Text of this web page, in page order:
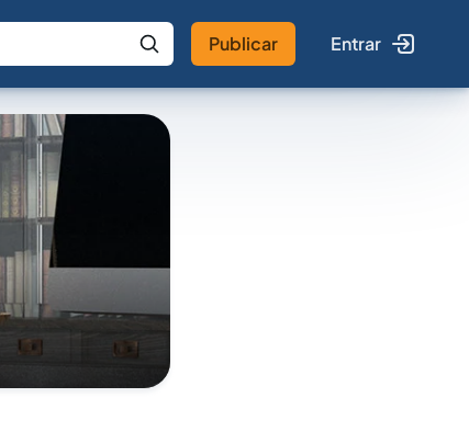
Buscar no Jus
Publicar Entrar